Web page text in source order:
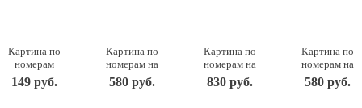
Картина по
номерам
для
малышей
149 руб.
Картина по
номерам на
холсте
Франция.
580 руб.
Картина по
номерам на
холсте
Мамкины
830 руб.
Картина по
номерам на
холсте
Бабочка в
580 руб.